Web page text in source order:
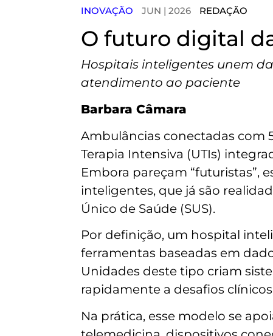
INOVAÇÃO JUN | 2026 REDAÇÃO
O futuro digital
Hospitais inteligentes unem
atendimento ao paciente
Barbara Câmara
Ambulâncias conectadas com
Terapia Intensiva (UTIs)
Embora pareçam “futuristas”,
inteligentes, que já são
Único de Saúde (SUS).
Por definição, um hospital
ferramentas baseadas em
Unidades deste tipo criam
rapidamente a desafios
Na prática, esse modelo se